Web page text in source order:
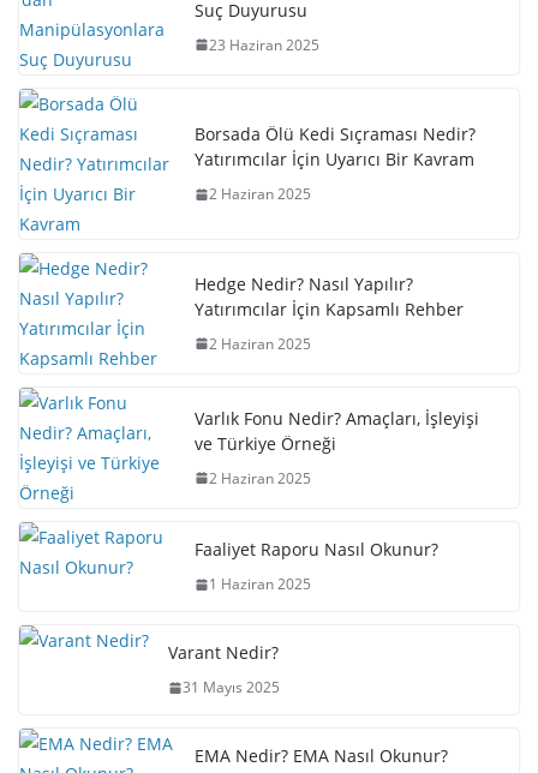
Suç Duyurusu
23 Haziran 2025
Borsada Ölü Kedi Sıçraması Nedir?
Yatırımcılar İçin Uyarıcı Bir Kavram
2 Haziran 2025
Hedge Nedir? Nasıl Yapılır?
Yatırımcılar İçin Kapsamlı Rehber
2 Haziran 2025
Varlık Fonu Nedir? Amaçları, İşleyişi
ve Türkiye Örneği
2 Haziran 2025
Faaliyet Raporu Nasıl Okunur?
1 Haziran 2025
Varant Nedir?
31 Mayıs 2025
EMA Nedir? EMA Nasıl Okunur?